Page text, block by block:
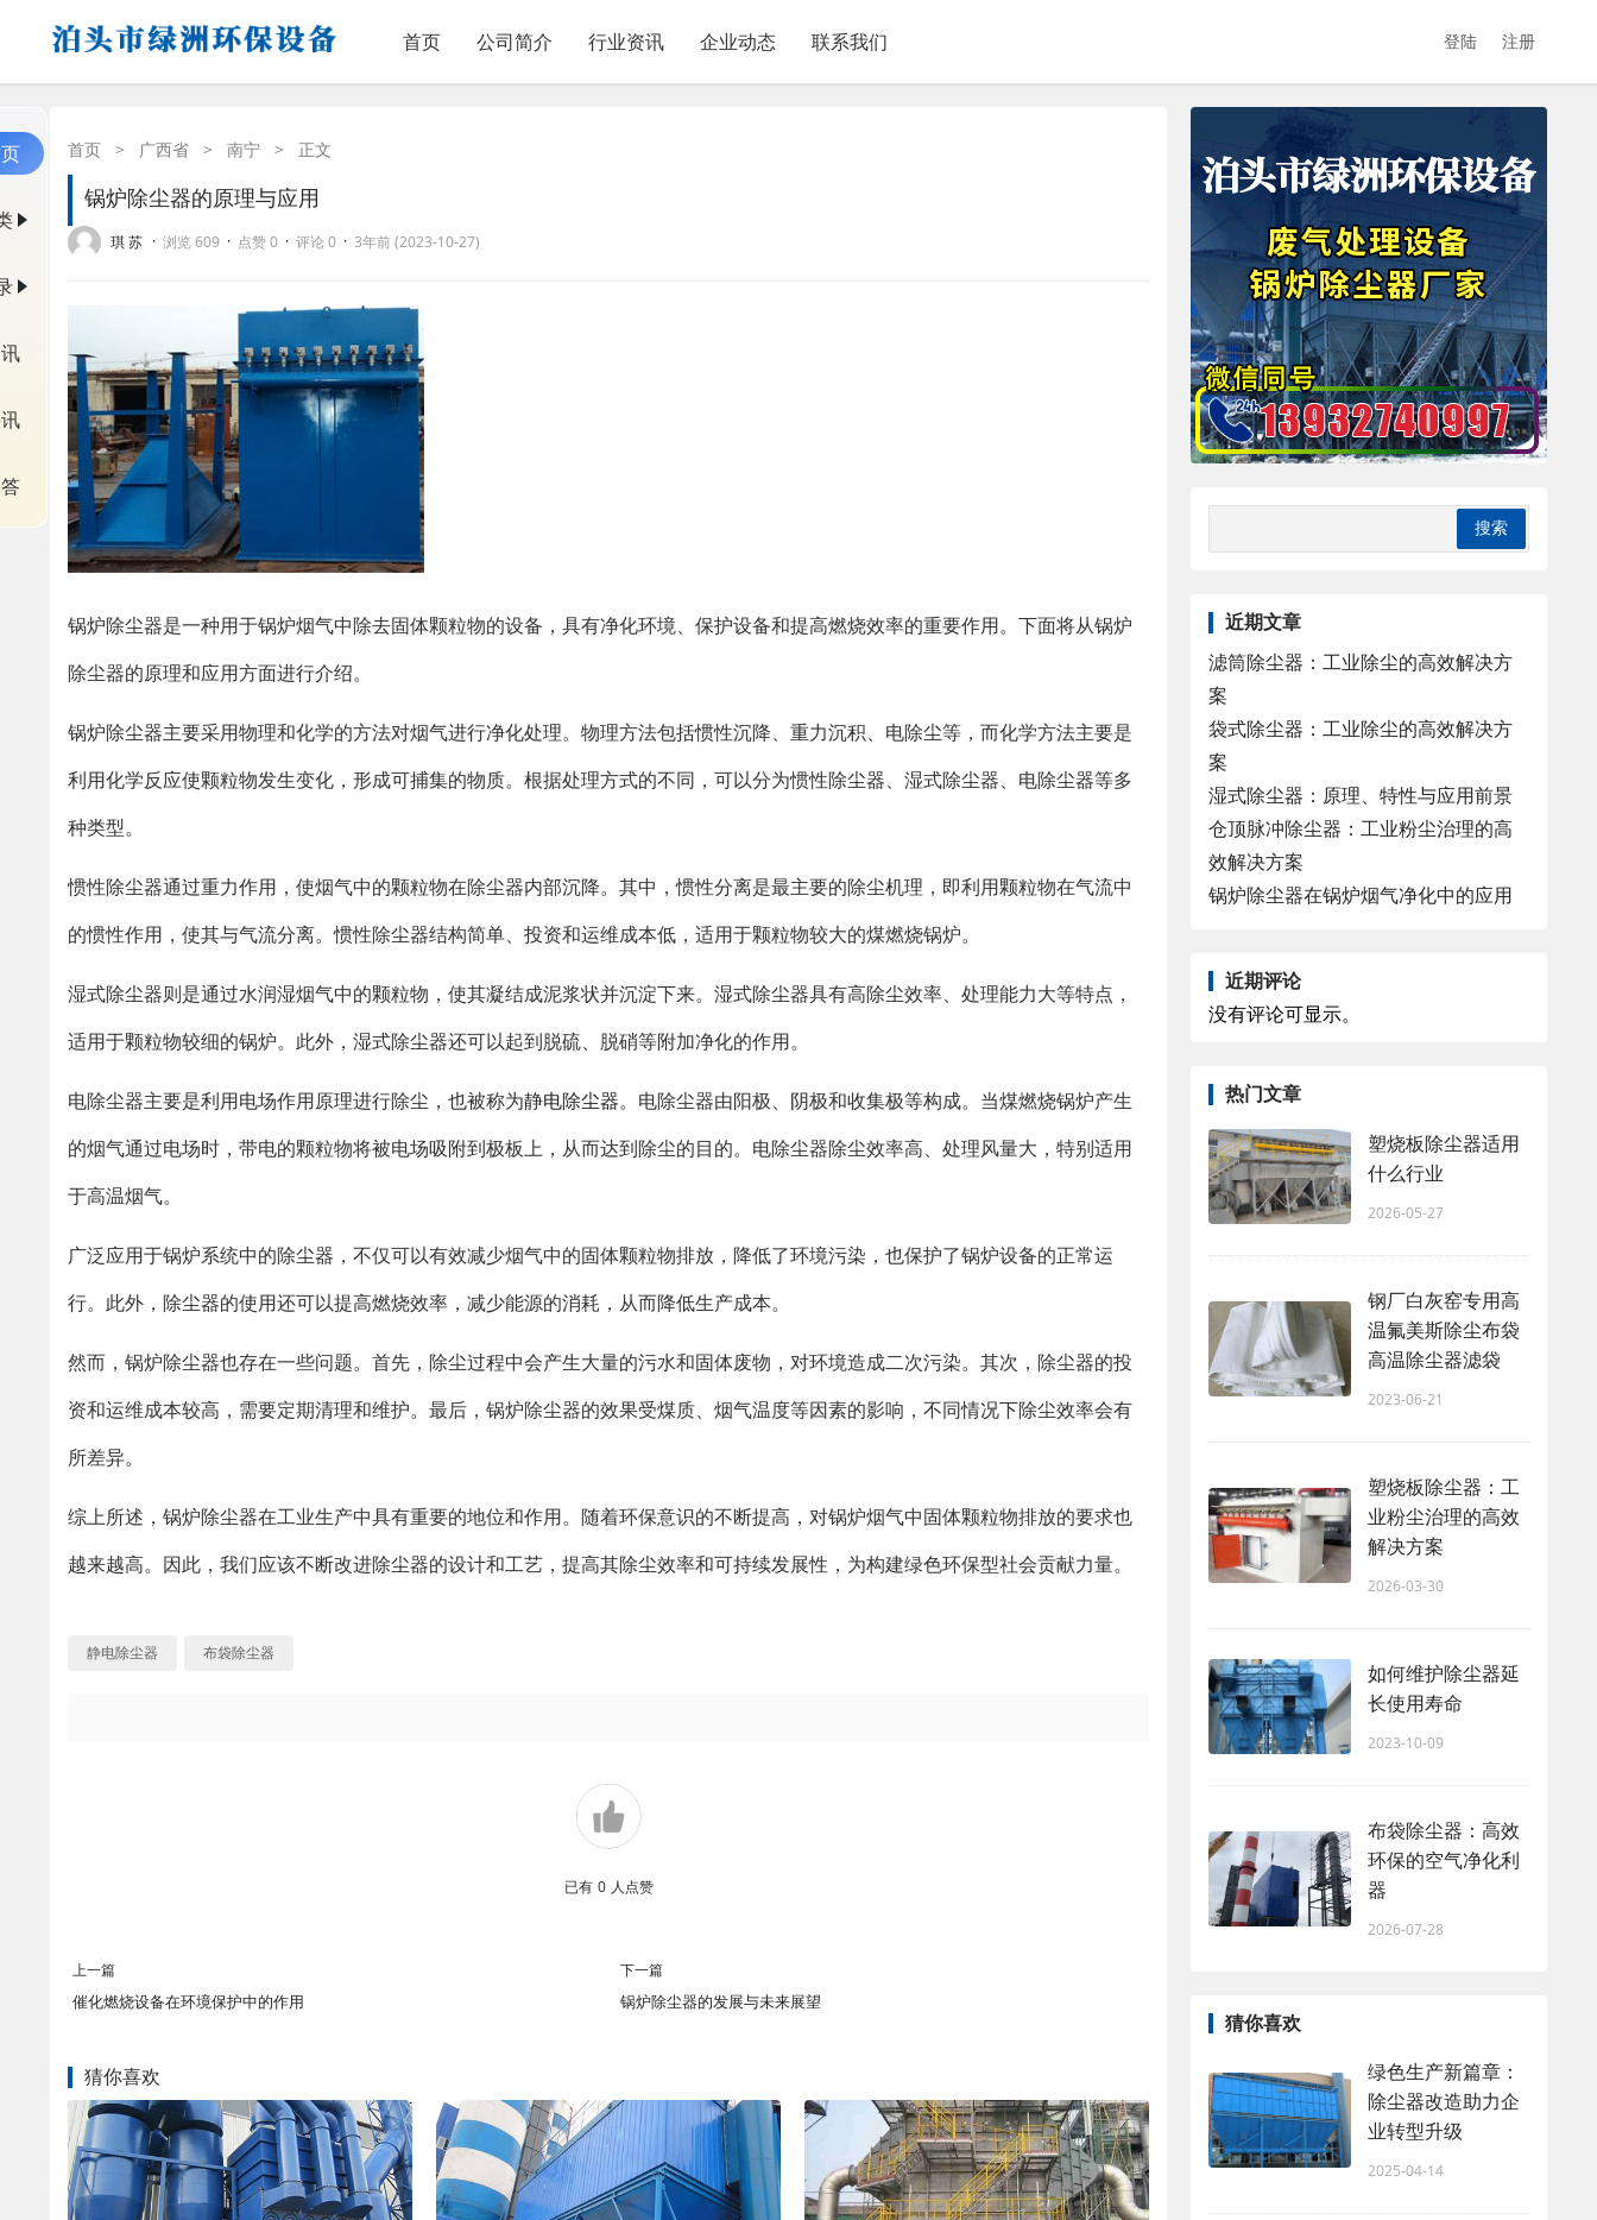
首页 公司简介 行业资讯 企业动态 联系我们 登陆 注册
首页 > 广西省 > 南宁 > 正文
锅炉除尘器的原理与应用
琪 苏 · 浏览 609 · 点赞 0 · 评论 0 · 3年前 (2023-10-27)
锅炉除尘器是一种用于锅炉烟气中除去固体颗粒物的设备，具有净化环境、保护设备和提高燃烧效率的重要作用。下面将从锅炉
除尘器的原理和应用方面进行介绍。
锅炉除尘器主要采用物理和化学的方法对烟气进行净化处理。物理方法包括惯性沉降、重力沉积、电除尘等，而化学方法主要是
利用化学反应使颗粒物发生变化，形成可捕集的物质。根据处理方式的不同，可以分为惯性除尘器、湿式除尘器、电除尘器等多
种类型。
惯性除尘器通过重力作用，使烟气中的颗粒物在除尘器内部沉降。其中，惯性分离是最主要的除尘机理，即利用颗粒物在气流中
的惯性作用，使其与气流分离。惯性除尘器结构简单、投资和运维成本低，适用于颗粒物较大的煤燃烧锅炉。
湿式除尘器则是通过水润湿烟气中的颗粒物，使其凝结成泥浆状并沉淀下来。湿式除尘器具有高除尘效率、处理能力大等特点，
适用于颗粒物较细的锅炉。此外，湿式除尘器还可以起到脱硫、脱硝等附加净化的作用。
电除尘器主要是利用电场作用原理进行除尘，也被称为静电除尘器。电除尘器由阳极、阴极和收集极等构成。当煤燃烧锅炉产生
的烟气通过电场时，带电的颗粒物将被电场吸附到极板上，从而达到除尘的目的。电除尘器除尘效率高、处理风量大，特别适用
于高温烟气。
广泛应用于锅炉系统中的除尘器，不仅可以有效减少烟气中的固体颗粒物排放，降低了环境污染，也保护了锅炉设备的正常运
行。此外，除尘器的使用还可以提高燃烧效率，减少能源的消耗，从而降低生产成本。
然而，锅炉除尘器也存在一些问题。首先，除尘过程中会产生大量的污水和固体废物，对环境造成二次污染。其次，除尘器的投
资和运维成本较高，需要定期清理和维护。最后，锅炉除尘器的效果受煤质、烟气温度等因素的影响，不同情况下除尘效率会有
所差异。
综上所述，锅炉除尘器在工业生产中具有重要的地位和作用。随着环保意识的不断提高，对锅炉烟气中固体颗粒物排放的要求也
越来越高。因此，我们应该不断改进除尘器的设计和工艺，提高其除尘效率和可持续发展性，为构建绿色环保型社会贡献力量。
静电除尘器 布袋除尘器
已有 0 人点赞
上一篇
催化燃烧设备在环境保护中的作用
下一篇
锅炉除尘器的发展与未来展望
猜你喜欢
近期文章
滤筒除尘器：工业除尘的高效解决方
案
袋式除尘器：工业除尘的高效解决方
案
湿式除尘器：原理、特性与应用前景
仓顶脉冲除尘器：工业粉尘治理的高
效解决方案
锅炉除尘器在锅炉烟气净化中的应用
近期评论
没有评论可显示。
热门文章
塑烧板除尘器适用
什么行业
2026-05-27
钢厂白灰窑专用高
温氟美斯除尘布袋
高温除尘器滤袋
2023-06-21
塑烧板除尘器：工
业粉尘治理的高效
解决方案
2026-03-30
如何维护除尘器延
长使用寿命
2023-10-09
布袋除尘器：高效
环保的空气净化利
器
2026-07-28
猜你喜欢
绿色生产新篇章：
除尘器改造助力企
业转型升级
2025-04-14